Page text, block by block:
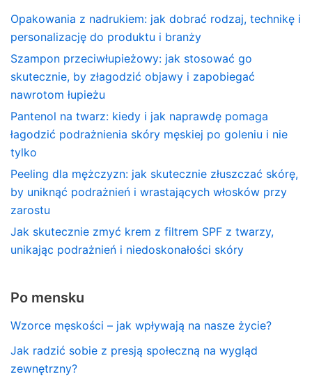
Opakowania z nadrukiem: jak dobrać rodzaj, technikę i
personalizację do produktu i branży
Szampon przeciwłupieżowy: jak stosować go
skutecznie, by złagodzić objawy i zapobiegać
nawrotom łupieżu
Pantenol na twarz: kiedy i jak naprawdę pomaga
łagodzić podrażnienia skóry męskiej po goleniu i nie
tylko
Peeling dla mężczyzn: jak skutecznie złuszczać skórę,
by uniknąć podrażnień i wrastających włosków przy
zarostu
Jak skutecznie zmyć krem z filtrem SPF z twarzy,
unikając podrażnień i niedoskonałości skóry
Po mensku
Wzorce męskości – jak wpływają na nasze życie?
Jak radzić sobie z presją społeczną na wygląd
zewnętrzny?